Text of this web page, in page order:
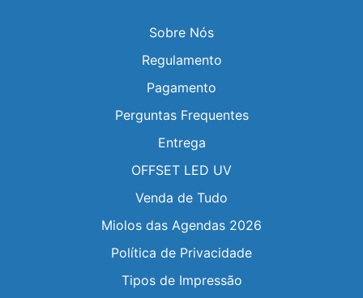
Sobre Nós
Regulamento
Pagamento
Perguntas Frequentes
Entrega
OFFSET LED UV
Venda de Tudo
Miolos das Agendas 2026
Política de Privacidade
Tipos de Impressão